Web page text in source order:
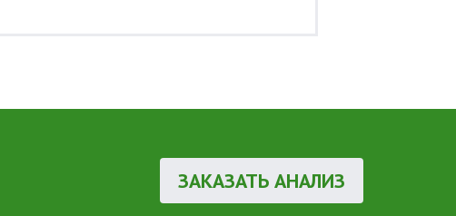
ЗАКАЗАТЬ АНАЛИЗ